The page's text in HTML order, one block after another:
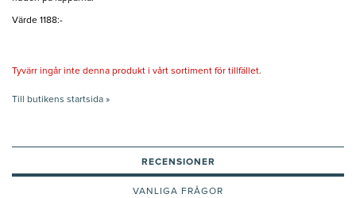
Värde 1188:-
Tyvärr ingår inte denna produkt i vårt sortiment för tillfället.
Till butikens startsida »
RECENSIONER
VANLIGA FRÅGOR